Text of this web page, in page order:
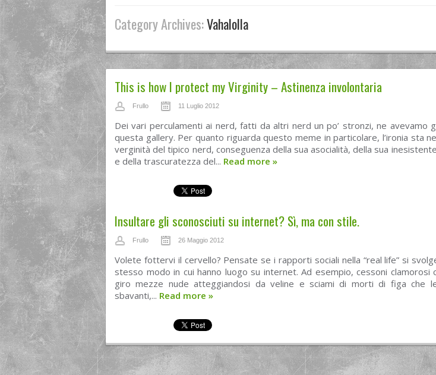
Category Archives:Vahalolla
This is how I protect my Virginity – Astinenza involontaria
Frullo 11 Luglio 2012
Dei vari perculamenti ai nerd, fatti da altri nerd un po’ stronzi, ne avevamo
questa gallery. Per quanto riguarda questo meme in particolare, l’ironia sta
verginità del tipico nerd, conseguenza della sua asocialità, della sua
e della trascuratezza del... Read more »
Insultare gli sconosciuti su internet? Sì, ma con stile.
Frullo 26 Maggio 2012
Volete fottervi il cervello? Pensate se i rapporti sociali nella “real life” si
stesso modo in cui hanno luogo su internet. Ad esempio, cessoni clamorosi
giro mezze nude atteggiandosi da veline e sciami di morti di figa che
sbavanti,... Read more »